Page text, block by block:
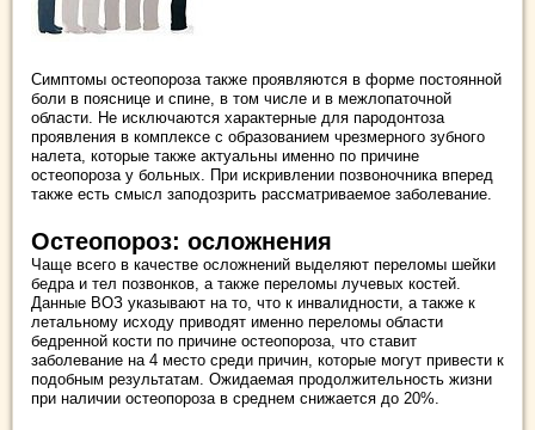
Симптомы остеопороза также проявляются в форме постоянной
боли в пояснице и спине, в том числе и в межлопаточной
области. Не исключаются характерные для пародонтоза
проявления в комплексе с образованием чрезмерного зубного
налета, которые также актуальны именно по причине
остеопороза у больных. При искривлении позвоночника вперед
также есть смысл заподозрить рассматриваемое заболевание.
Остеопороз: осложнения
Чаще всего в качестве осложнений выделяют переломы шейки
бедра и тел позвонков, а также переломы лучевых костей.
Данные ВОЗ указывают на то, что к инвалидности, а также к
летальному исходу приводят именно переломы области
бедренной кости по причине остеопороза, что ставит
заболевание на 4 место среди причин, которые могут привести к
подобным результатам. Ожидаемая продолжительность жизни
при наличии остеопороза в среднем снижается до 20%.